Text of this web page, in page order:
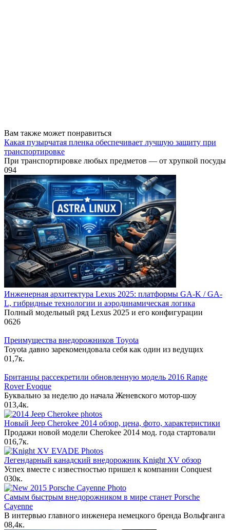
Вам также может понравиться
Какая пузырчатая пленка обеспечивает лучшую защиту при
транспортировке
При транспортировке любых предметов — от хрупкой посуды
094
Инженерная архитектура Lexus 2025: платформы GA-K / GA-
L, гибридные технологии и аэродинамическая логика
Полный модельный ряд Lexus 2025 и его конфигурации
0626
Преимущества внедорожников Toyota
Toyota давно зарекомендовала себя как один из ведущих
01,7к.
Британцы рассекретили обновленную модель 2016 Range
Rover Evoque
Буквально за неделю до начала Женевского мотор-шоу
013,4к.
Новый Jeep Cherokee 2014 обзор, цена, фото, характеристики
Продажи новой модели Cherokee 2014 мод. года стартовали
016,7к.
Легендарный канадский внедорожник Knight XV обзор
Успех вместе с известностью пришел к компании Conquest
030к.
Самым быстрым внедорожником в мире станет Porsche
Cayenne
В интервью главного инженера немецкого бренда Вольфганга
08,4к.